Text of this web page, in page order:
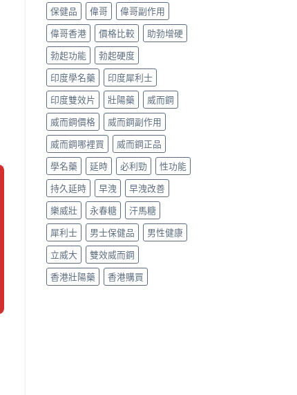
保健品
偉哥
偉哥副作用
偉哥香港
價格比較
助勃增硬
勃起功能
勃起硬度
印度學名藥
印度犀利士
印度雙效片
壯陽藥
威而鋼
威而鋼價格
威而鋼副作用
威而鋼哪裡買
威而鋼正品
學名藥
延時 必利勁
性功能
持久延時
早洩
早洩改善
樂威壯
永春糖
汗馬糖
犀利士
男士保健品
男性健康
立威大
雙效威而鋼
香港壯陽藥
香港購買